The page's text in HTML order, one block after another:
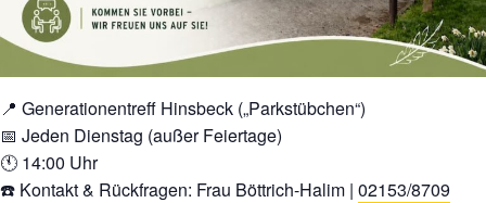
📍 Generationentreff Hinsbeck („Parkstübchen“)
📅 Jeden Dienstag (außer Feiertage)
🕚 14:00 Uhr
☎️ Kontakt & Rückfragen: Frau Böttrich-Halim | 02153/8709